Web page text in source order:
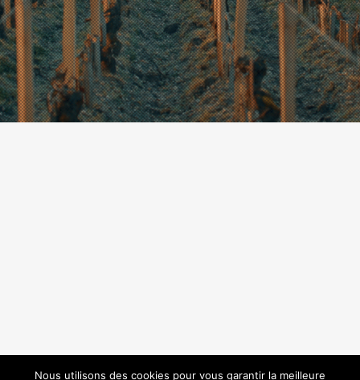
Nous utilisons des cookies pour vous garantir la meilleure